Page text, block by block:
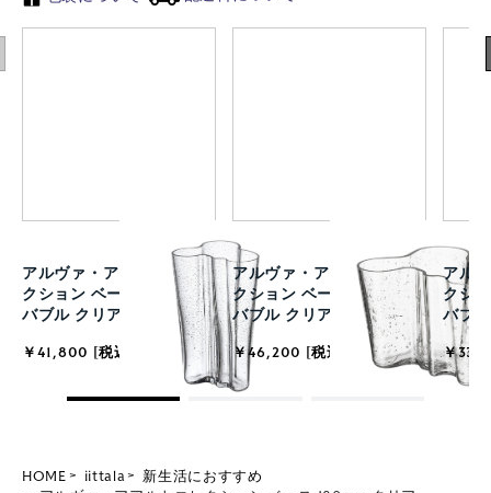
アルヴァ・アアルト コレ
クション ベース 201mm
バブル クリア
￥41,800 [税込]
アルヴァ・アアルト コレ
クション ベース 160mm
バブル クリア
￥46,200 [税込]
アル
クシ
バブ
￥
HOME iittala
新生活におすすめ